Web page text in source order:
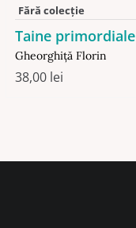
Fără colecție
Taine primordiale
Gheorghiţă Florin
38,00 lei